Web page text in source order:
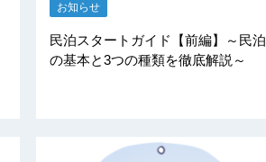
お知らせ
民泊スタートガイド【前編】～民泊
の基本と3つの種類を徹底解説～